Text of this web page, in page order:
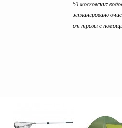
50 московских
запланировано
от травы с